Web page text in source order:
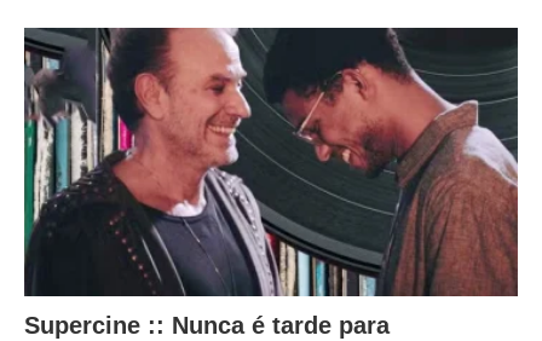
Supercine :: Nunca é tarde para